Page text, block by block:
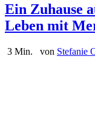
Ein Zuhause
Leben mit
3 Min. von Stefanie